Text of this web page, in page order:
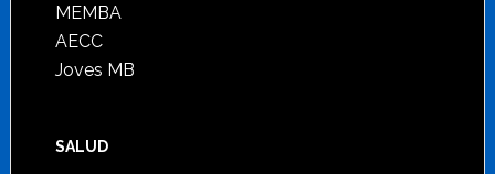
MEMBA
AECC
Joves MB
SALUD